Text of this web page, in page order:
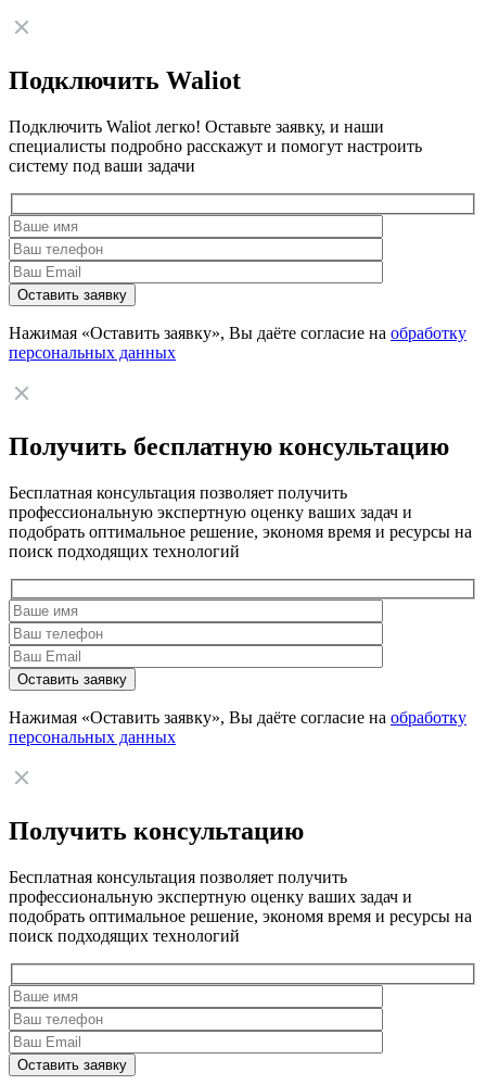
Подключить Waliot
Подключить Waliot легко! Оставьте заявку, и наши
специалисты подробно расскажут и помогут настроить
систему под ваши задачи
Нажимая «Оставить заявку», Вы даёте согласие на обработку
персональных данных
Получить бесплатную консультацию
Бесплатная консультация позволяет получить
профессиональную экспертную оценку ваших задач и
подобрать оптимальное решение, экономя время и ресурсы на
поиск подходящих технологий
Нажимая «Оставить заявку», Вы даёте согласие на обработку
персональных данных
Получить консультацию
Бесплатная консультация позволяет получить
профессиональную экспертную оценку ваших задач и
подобрать оптимальное решение, экономя время и ресурсы на
поиск подходящих технологий